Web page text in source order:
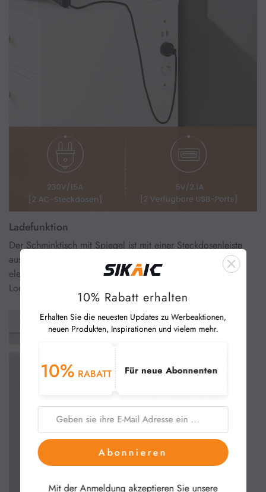
Ladefunktion
Der Schminktisch mit Spiegel ist mit einer Steckdosenleiste
ausgestattet, sodass Sie Handy, Tablet und andere
elektronische Geräte aufladen oder Haartrockner und
Lockenstab bequem im Sitzen verwenden können.
10% Rabatt erhalten
Erhalten Sie die neuesten Updates zu Werbeaktionen,
neuen Produkten, Inspirationen und vielem mehr.
10% RABATT Für neue Abonnenten
Abonnieren
Mit der Anmeldung akzeptieren Sie unsere